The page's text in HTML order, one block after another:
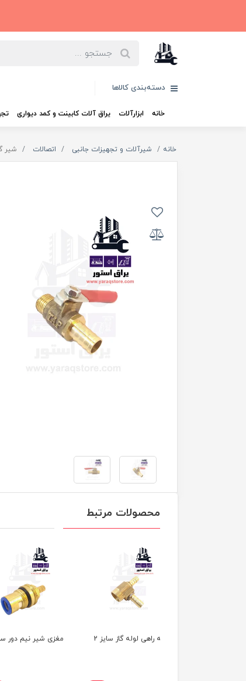
دسته‌بندی کالاها
خانه ابزارآلات یراق آلات کابینت و کمد دیواری
خانه شیرآلات و تجهیزات جانبی اتصالات شیر
محصولات مرتبط
مغزی شیر نیم دور سایز 2 شیر آب آبگرمکن